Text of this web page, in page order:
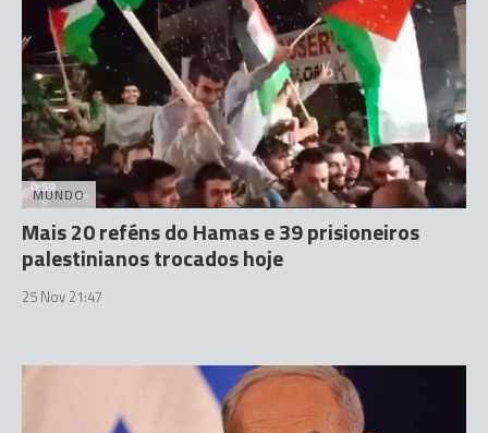
MUNDO
Mais 20 reféns do Hamas e 39 prisioneiros
palestinianos trocados hoje
25 Nov 21:47